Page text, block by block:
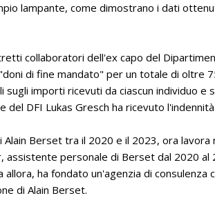
lampante, come dimostrano i dati
collaboratori dell'ex capo del
di fine mandato" per un totale di oltre
importi ricevuti da ciascun individuo e
del DFI Lukas Gresch ha ricevuto
Berset tra il 2020 e il 2023, ora lavora
assistente personale di Berset dal 2020 al
allora, ha fondato un'agenzia di consulenza
di Alain Berset.